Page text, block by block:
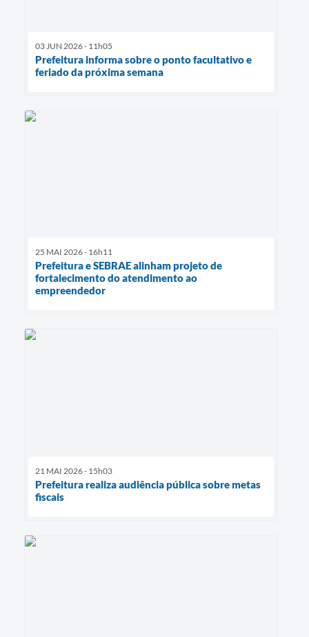
03 JUN 2026 - 11h05
Prefeitura informa sobre o ponto facultativo e
feriado da próxima semana
25 MAI 2026 - 16h11
Prefeitura e SEBRAE alinham projeto de
fortalecimento do atendimento ao
empreendedor
21 MAI 2026 - 15h03
Prefeitura realiza audiência pública sobre metas
fiscais